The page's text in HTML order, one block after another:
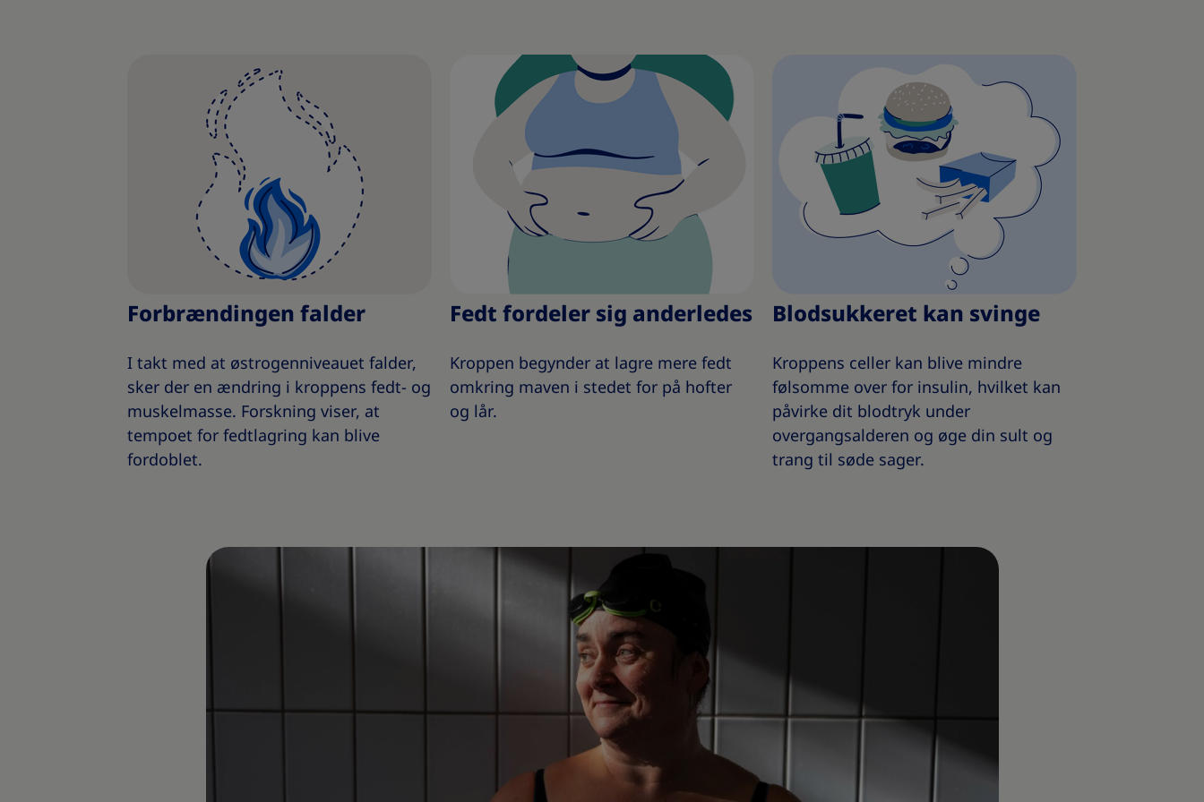
Forbrændingen falder
I takt med at østrogenniveauet falder,
sker der en ændring i kroppens fedt- og
muskelmasse. Forskning viser, at
tempoet for fedtlagring kan blive
fordoblet.
Fedt fordeler sig anderledes
Kroppen begynder at lagre mere fedt
omkring maven i stedet for på hofter
og lår.
Blodsukkeret kan svinge
Kroppens celler kan blive mindre
følsomme over for insulin, hvilket kan
påvirke dit blodtryk under
overgangsalderen og øge din sult og
trang til søde sager.